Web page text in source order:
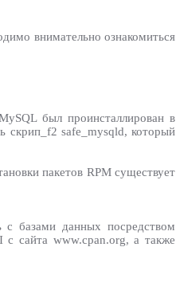
внимательно ознакомиться
был проинсталлирован в
скрип_f2 safe_mysqld, который
пакетов RPM существует
с базами данных посредством
с сайта www.cpan.org, а также